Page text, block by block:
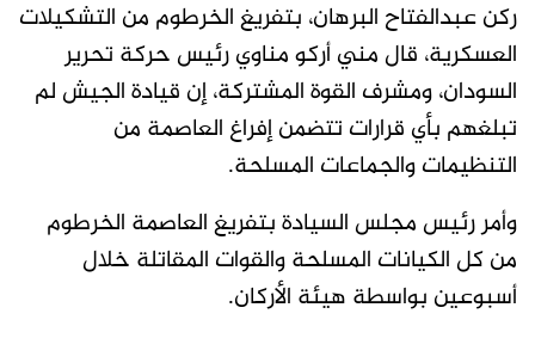
ركن عبدالفتاح البرهان، بتفريغ الخرطوم من التشكيلات
العسكرية، قال مني أركو مناوي رئيس حركة تحرير
السودان، ومشرف القوة المشتركة، إن قيادة الجيش لم
تبلغهم بأي قرارات تتضمن إفراغ العاصمة من
التنظيمات والجماعات المسلحة.
وأمر رئيس مجلس السيادة بتفريغ العاصمة الخرطوم
من كل الكيانات المسلحة والقوات المقاتلة خلال
أسبوعين بواسطة هيئة الأركان.